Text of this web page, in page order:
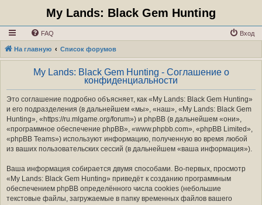
My Lands: Black Gem Hunting
FAQ Вход
На главную Список форумов
My Lands: Black Gem Hunting - Соглашение о
конфиденциальности
Это соглашение подробно объясняет, как «My Lands: Black Gem Hunting»
и его подразделения (в дальнейшем «мы», «наш», «My Lands: Black Gem
Hunting», «https://ru.mlgame.org/forum») и phpBB (в дальнейшем «они»,
«программное обеспечение phpBB», «www.phpbb.com», «phpBB Limited»,
«phpBB Teams») используют информацию, полученную во время любой
из ваших пользовательских сессий (в дальнейшем «ваша информация»).
Ваша информация собирается двумя способами. Во-первых, просмотр
«My Lands: Black Gem Hunting» приведёт к созданию программным
обеспечением phpBB определённого числа cookies (небольшие
текстовые файлы, загружаемые в папку временных файлов вашего